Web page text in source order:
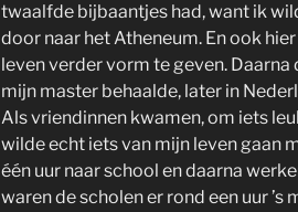
twaalfde bijbaantjes had, want ik
door naar het Atheneum. En ook
leven verder vorm te geven.
mijn master behaalde, later in
Als vriendinnen kwamen, om iets
wilde echt iets van mijn leven gaan
één uur naar school en daarna
waren de scholen er rond een uur